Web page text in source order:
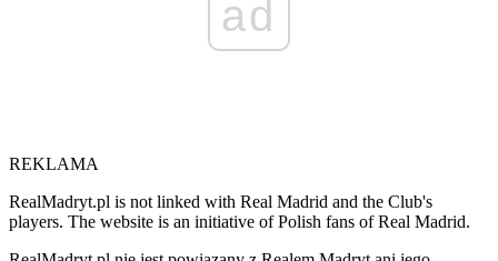
ad
REKLAMA
RealMadryt.pl is not linked with Real Madrid and the Club's
players. The website is an initiative of Polish fans of Real Madrid.